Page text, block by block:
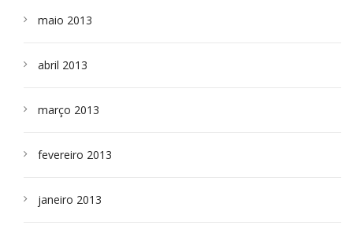
maio 2013
abril 2013
março 2013
fevereiro 2013
janeiro 2013